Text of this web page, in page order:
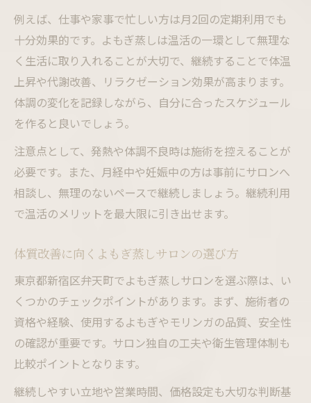
例えば、仕事や家事で忙しい方は月2回の定期利用でも
十分効果的です。よもぎ蒸しは温活の一環として無理な
く生活に取り入れることが大切で、継続することで体温
上昇や代謝改善、リラクゼーション効果が高まります。
体調の変化を記録しながら、自分に合ったスケジュール
を作ると良いでしょう。
注意点として、発熱や体調不良時は施術を控えることが
必要です。また、月経中や妊娠中の方は事前にサロンへ
相談し、無理のないペースで継続しましょう。継続利用
で温活のメリットを最大限に引き出せます。
体質改善に向くよもぎ蒸しサロンの選び方
東京都新宿区弁天町でよもぎ蒸しサロンを選ぶ際は、い
くつかのチェックポイントがあります。まず、施術者の
資格や経験、使用するよもぎやモリンガの品質、安全性
の確認が重要です。サロン独自の工夫や衛生管理体制も
比較ポイントとなります。
継続しやすい立地や営業時間、価格設定も大切な判断基